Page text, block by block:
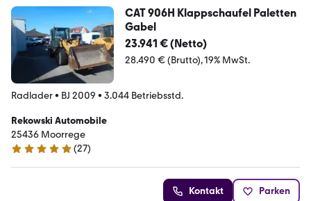
CAT 906H Klappschaufel Paletten
Gabel
23.941 € (Netto)
28.490 € (Brutto) 19% MwSt.
Radlader• BJ 2009 • 3.044 Betriebsstd.
Rekowski Automobile
25436 Moorrege
5 Sterne
(27)
Kontakt Parken